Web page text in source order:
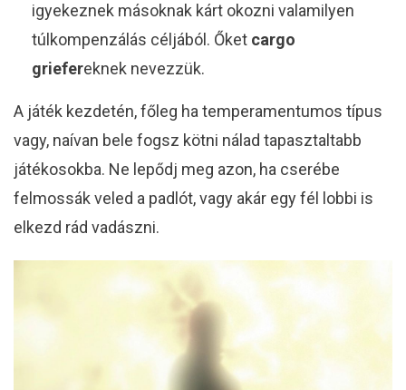
igyekeznek másoknak kárt okozni valamilyen
túlkompenzálás céljából. Őket cargo
griefereknek nevezzük.
A játék kezdetén, főleg ha temperamentumos típus
vagy, naívan bele fogsz kötni nálad tapasztaltabb
játékosokba. Ne lepődj meg azon, ha cserébe
felmossák veled a padlót, vagy akár egy fél lobbi is
elkezd rád vadászni.